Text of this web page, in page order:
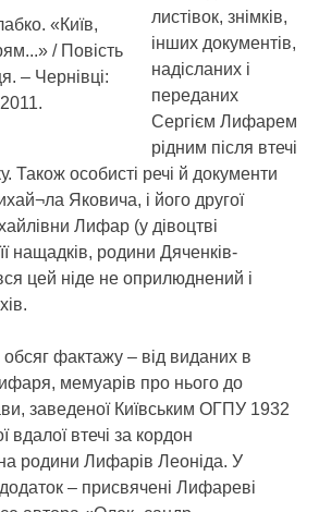
«Київ,
/ Повість
– Чернівці:
листівок, знімків,
інших документів,
надісланих і
переданих
Сергієм Лифарем
рідним після втечі
Також особисті речі й документи
Яковича, і його другої
Лифар (у дівоцтві
нащадків, родини Дяченків-
цей ніде не оприлюднений і
фактажу – від виданих в
мемуарів про нього до
заведеної Київським ОГПУ 1932
вдалої втечі за кордон
родини Лифарів Леоніда. У
– присвячені Лифареві